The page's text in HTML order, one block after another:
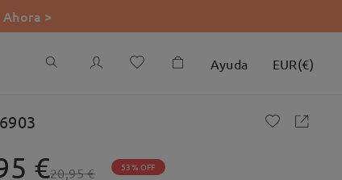
>
Ayuda EUR(€)
€20,95 € 53% OFF